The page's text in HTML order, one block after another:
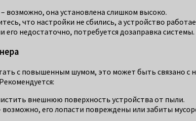
возможно, она установлена слишком высоко.
что настройки не сбились, а устройство
его недостаточно, потребуется дозаправка системы.
с повышенным шумом, это может быть связано с
внешнюю поверхность устройства от пыли.
его лопасти повреждены или забиты